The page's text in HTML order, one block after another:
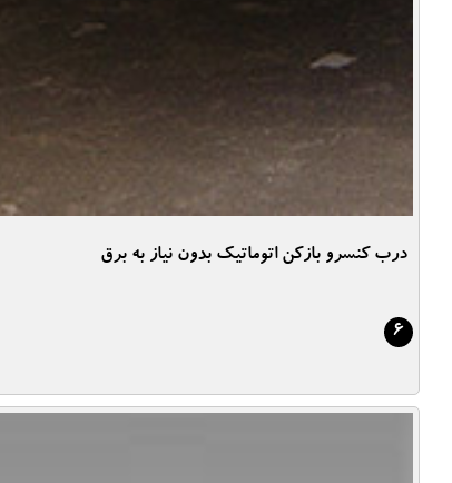
درب کنسرو بازکن اتوماتیک بدون نیاز به برق
6